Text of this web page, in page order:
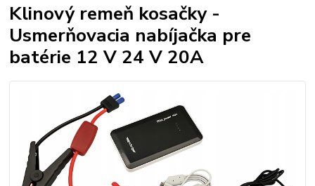
Klinový remeň kosačky -
Usmerňovacia nabíjačka pre
batérie 12 V 24 V 20A